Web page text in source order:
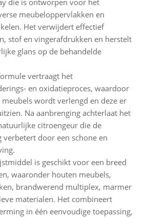
die is ontworpen voor het
meubeloppervlakken en
Het verwijdert effectief
stof en vingerafdrukken en herstelt
glans op de behandelde
vertraagt het
en oxidatieproces, waardoor
wordt verlengd en deze er
Na aanbrenging achterlaat het
citroengeur die de
verbetert door een schone en
is geschikt voor een breed
waaronder houten meubels,
brandwerend multiplex, marmer
materialen. Het combineert
in één eenvoudige toepassing,